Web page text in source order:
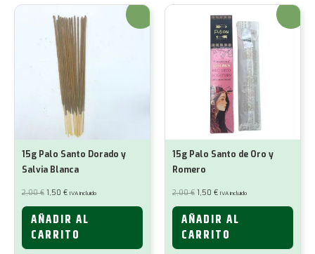
¡Oferta!
15g Palo Santo Dorado y
Salvia Blanca
2,00€ El
precio
original
era:
2,00 €.
1,50 €El
actual
es:
1,50 €.
IVA incluido
AÑADIR AL
CARRITO
¡Oferta!
15g Palo Santo de Oro y
Romero
2,00€ El
precio
original
era:
2,00 €.
1,50 €El
actual
es:
1,50 €.
IVA incluido
AÑADIR AL
CARRITO